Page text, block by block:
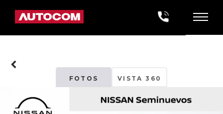
FOTOS VISTA 360